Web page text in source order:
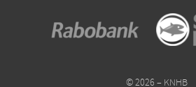
© 2026 – KNHB